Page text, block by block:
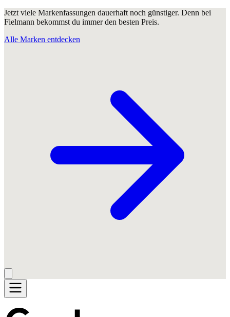
Jetzt viele Markenfassungen dauerhaft noch günstiger. Denn bei
Fielmann bekommst du immer den besten Preis.
Alle Marken entdecken